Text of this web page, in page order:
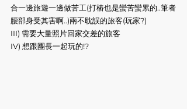
合一邊旅遊一邊做苦工(打樁也是蠻苦蠻累的..筆者
腰部身受其害啊..)兩不耽誤的旅客(玩家?)
III) 需要大量照片回家交差的旅客
IV) 想跟團長一起玩的!?